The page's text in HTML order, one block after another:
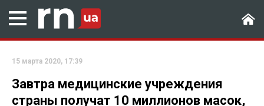
15 марта 2020, 17:39
Завтра медицинские учреждения
страны получат 10 миллионов масок,